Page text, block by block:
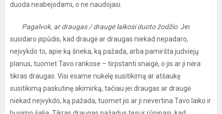
duoda neabejodami, o ne naudojasi.
Pagalvok, ar draugas / draugė laikosi duoto žodžio. Jei
susidaro įspūdis, kad draugė ar draugas niekad nepadaro,
neįvykdo to, apie ką šneka, ką pažada, arba pamiršta judviejų
planus, tuomet Tavo rankose – tirpstanti snaigė, o jis ar ji nėra
tikras draugas. Visi esame nukėlę susitikimą ar atšaukę
susitikimą paskutinę akimirką, tačiau jei draugas ar draugė
niekad neįvykdo, ką pažada, tuomet jis ar ji nevertina Tavo laiko ir